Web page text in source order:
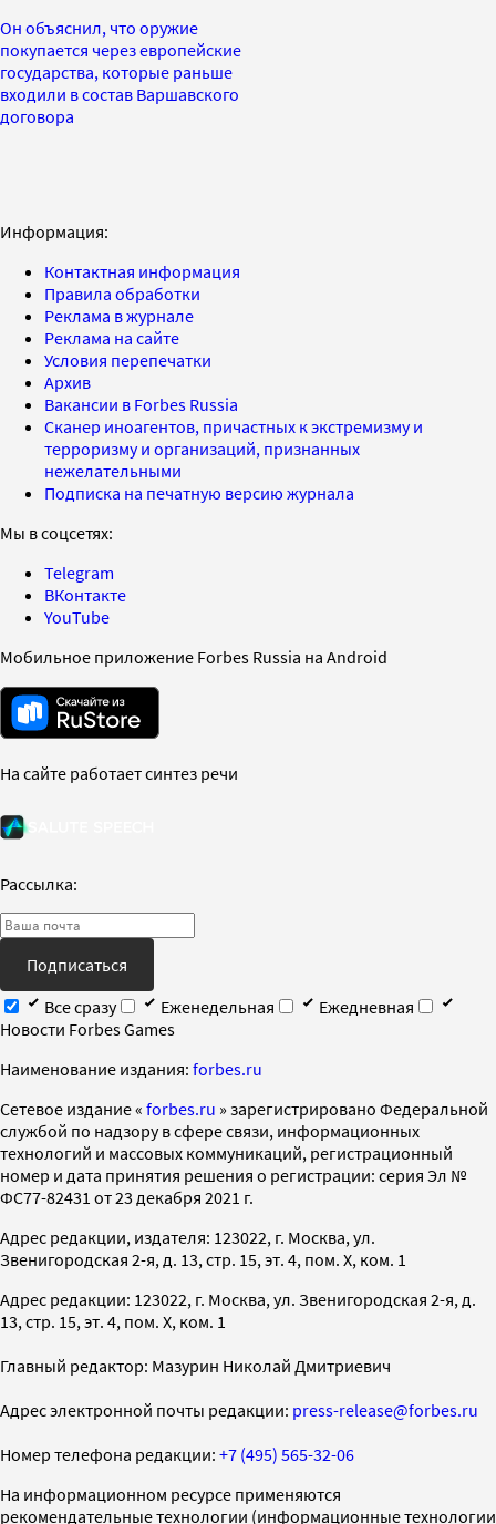
Он объяснил, что оружие
покупается через европейские
государства, которые раньше
входили в состав Варшавского
договора
Информация:
Контактная информация
Правила обработки
Реклама в журнале
Реклама на сайте
Условия перепечатки
Архив
Вакансии в Forbes Russia
Сканер иноагентов, причастных к экстремизму и
терроризму и организаций, признанных
нежелательными
Подписка на печатную версию журнала
Мы в соцсетях:
Telegram
ВКонтакте
YouTube
Мобильное приложение Forbes Russia на Android
На сайте работает синтез речи
Рассылка:
Подписаться
Все сразу
Еженедельная
Ежедневная
Новости Forbes Games
Наименование издания: forbes.ru
Cетевое издание « forbes.ru » зарегистрировано Федеральной
службой по надзору в сфере связи, информационных
технологий и массовых коммуникаций, регистрационный
номер и дата принятия решения о регистрации: серия Эл №
ФС77-82431 от 23 декабря 2021 г.
Адрес редакции, издателя: 123022, г. Москва, ул.
Звенигородская 2-я, д. 13, стр. 15, эт. 4, пом. X, ком. 1
Адрес редакции: 123022, г. Москва, ул. Звенигородская 2-я, д.
13, стр. 15, эт. 4, пом. X, ком. 1
Главный редактор: Мазурин Николай Дмитриевич
Адрес электронной почты редакции: press-release@forbes.ru
Номер телефона редакции: +7 (495) 565-32-06
На информационном ресурсе применяются
рекомендательные технологии (информационные технологии